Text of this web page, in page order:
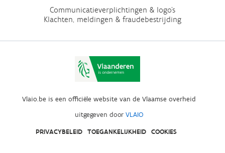
Communicatieverplichtingen & logo's
Klachten, meldingen & fraudebestrijding
Vlaio.be is een officiële website van de Vlaamse overheid
uitgegeven door VLAIO
PRIVACYBELEID TOEGANKELIJKHEID COOKIES